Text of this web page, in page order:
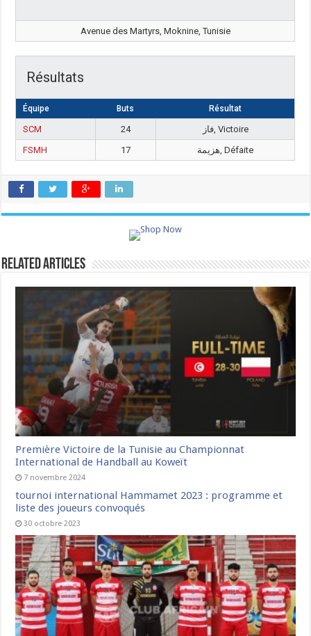
Avenue des Martyrs, Moknine, Tunisie
Résultats
Équipe Buts Résultat
SCM 24
فاز, Victoire
FSMH
17 هزيمة, Défaite
Related Articles
Première Victoire de la Tunisie au Championnat
International de Handball au Koweït
7 novembre 2024
tournoi international Hammamet 2023 : programme et
liste des joueurs convoqués
30 octobre 2023